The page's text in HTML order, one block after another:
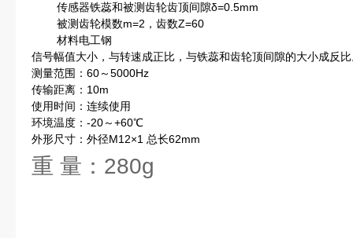
传感器铁蕊和被测齿轮齿顶间隙δ=0.5mm
被测齿轮模数m=2，齿数Z=60
材料电工钢
信号幅值大小，与转速成正比，与铁蕊和齿轮顶间隙的大小成反
测量范围：60～5000Hz
传输距离：10m
使用时间：连续使用
环境温度：-20～+60℃
外形尺寸：外径M12×1 总长62mm
重 量：280g